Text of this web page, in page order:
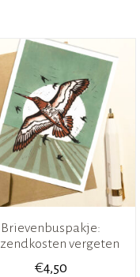
Brievenbuspakje:
vergeten
€4,50